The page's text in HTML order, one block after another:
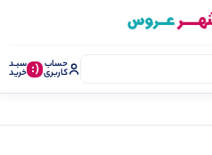
حساب
کاربری (: سبـد
خرید